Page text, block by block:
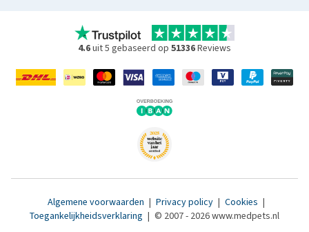
4.6uit 5 gebaseerd op 51336Reviews
Algemene voorwaarden | Privacy policy | Cookies |
Toegankelijkheidsverklaring | © 2007 - 2026 www.medpets.nl